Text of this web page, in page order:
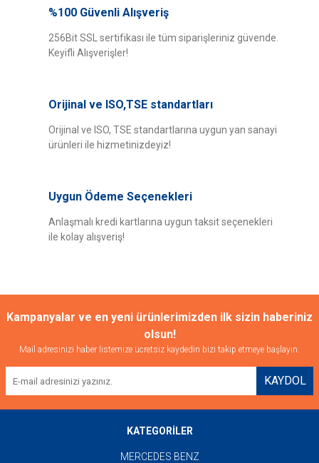
Bu ürüne ilk yorumu siz yapın!
yetersiz gördüğünüz noktaları öneri formunu kullanarak tarafımıza
iletebilirsiniz.
Görüş ve önerileriniz için teşekkür ederiz.
Ürün bilgilerinde hatalar bulunuyor.
Ürün fiyatı diğer sitelerden daha pahalı.
Bu ürüne benzer farklı alternatifler olmalı.
%100 Güvenli Alışveriş
256Bit SSL sertifikası ile tüm siparişleriniz güvende.
Keyifli Alışverişler!
Orijinal ve ISO,TSE standartları
Orijinal ve ISO, TSE standartlarına uygun yan sanayi
ürünleri ile hizmetinizdeyiz!
Uygun Ödeme Seçenekleri
Anlaşmalı kredi kartlarına uygun taksit seçenekleri
ile kolay alışveriş!
Kampanyalar ve en yeni ürünlerimizden ilk sizin haberiniz
olsun!
Mail adresinizi haber listemize ücretsiz kaydedin bizi takip etmeye başlayın.
KAYDOL
KATEGORİLER
MERCEDES BENZ